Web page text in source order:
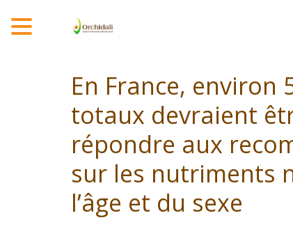
En France,
totaux devraient
répondre aux
sur les nutriments
l’âge et du sexe